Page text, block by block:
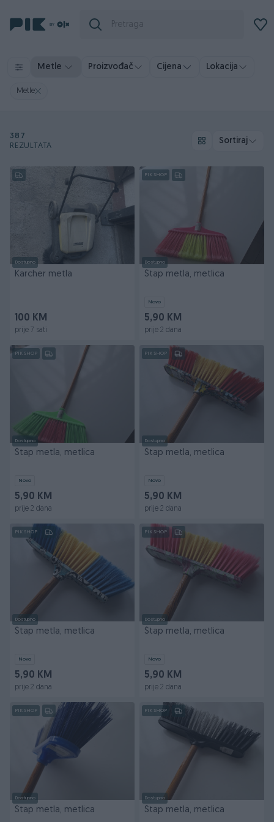
Metle Proizvođač Cijena Lokacija
Metle
387
REZULTATA
Sortiraj
Dostupno
Karcher metla
100 KM
prije 7 sati
PIK SHOP
Dostupno
Štap metla, metlica
Novo
5,90 KM
prije 2 dana
PIK SHOP
Dostupno
Štap metla, metlica
Novo
5,90 KM
prije 2 dana
PIK SHOP
Dostupno
Štap metla, metlica
Novo
5,90 KM
prije 2 dana
PIK SHOP
Dostupno
Štap metla, metlica
Novo
5,90 KM
prije 2 dana
PIK SHOP
Dostupno
Štap metla, metlica
Novo
5,90 KM
prije 2 dana
PIK SHOP
Dostupno
Štap metla, metlica
PIK SHOP
Dostupno
Štap metla, metlica